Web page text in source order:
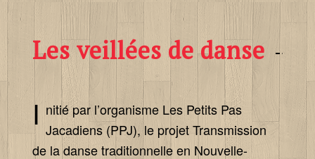
Les veillées de danse
I nitié par l’organisme Les Petits Pas
Jacadiens (PPJ), le projet Transmission
de la danse traditionnelle en Nouvelle-